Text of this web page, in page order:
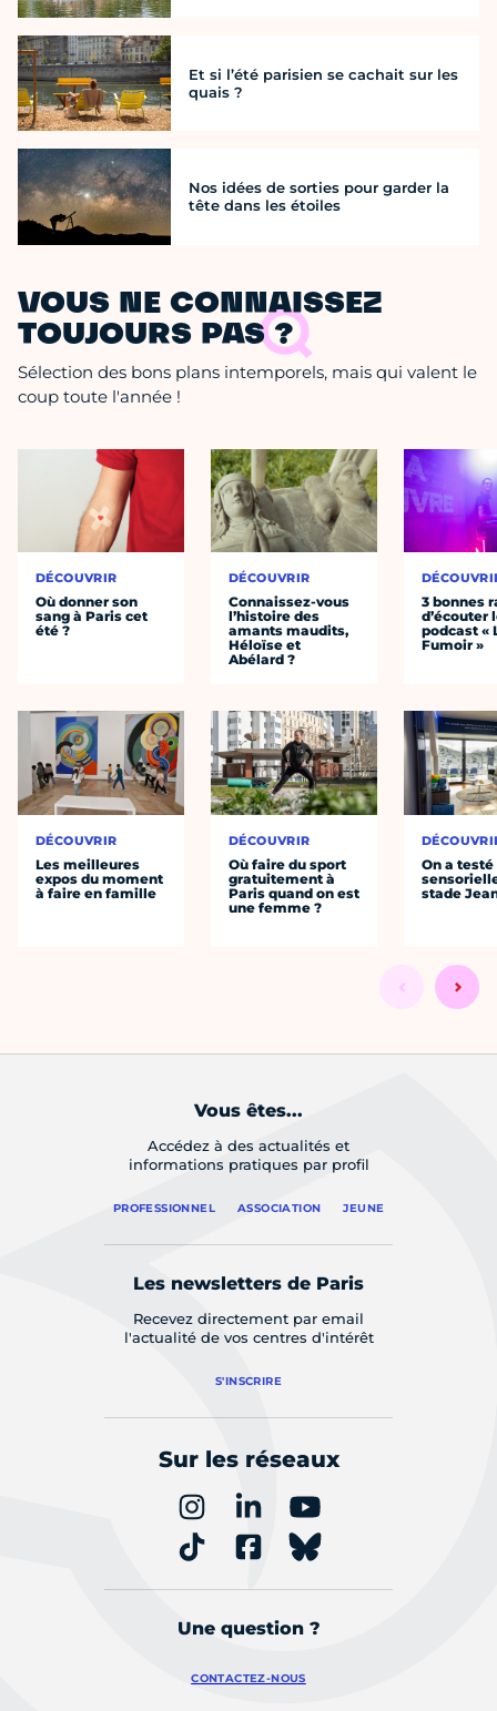
Et si l’été parisien se cachait sur les
quais ?
Nos idées de sorties pour garder la
tête dans les étoiles
VOUS NE CONNAISSEZ
TOUJOURS PAS ?
Sélection des bons plans intemporels, mais qui valent le
coup toute l'année !
DÉCOUVRIR
Où donner son
sang à Paris cet
été ?
DÉCOUVRIR
Les meilleures
expos du moment
à faire en famille
DÉCOUVRIR
Connaissez-vous
l’histoire des
amants maudits,
Héloïse et
Abélard ?
DÉCOUVRIR
Où faire du sport
gratuitement à
Paris quand on est
une femme ?
3 bonnes
d’écouter
podcast «
Fumoir »
On a
stade
Vous êtes...
Accédez à des actualités et
informations pratiques par profil
PROFESSIONNEL ASSOCIATION JEUNE
Les newsletters de Paris
Recevez directement par email
l'actualité de vos centres d'intérêt
S'INSCRIRE
Sur les réseaux
Une question ?
CONTACTEZ-NOUS